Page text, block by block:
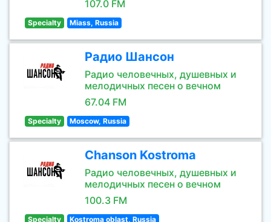
107.0 FM
Specialty Miass, Russia
Радио Шансон
Радио человечных, душевных и
мелодичных песен о вечном
67.04 FM
Specialty Moscow, Russia
Chanson Kostroma
Радио человечных, душевных и
мелодичных песен о вечном
100.3 FM
Specialty Kostroma oblast, Russia